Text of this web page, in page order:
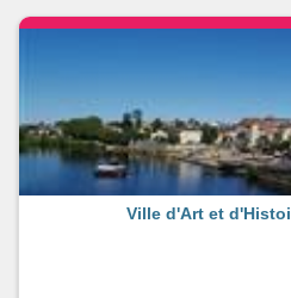
Ville d'Art et